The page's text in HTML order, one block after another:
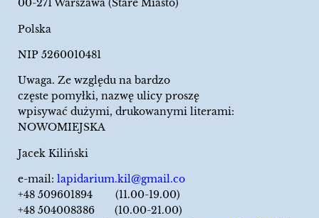
00-271 Warszawa (Stare Miasto)
Polska
NIP 5260010481
Uwaga. Ze względu na bardzo
częste pomyłki, nazwę ulicy proszę
wpisywać dużymi, drukowanymi literami:
NOWOMIEJSKA
Jacek Kiliński
e-mail: lapidarium.kil@gmail.co
+48 509601894 (11.00-19.00)
+48 504008386 (10.00-21.00)